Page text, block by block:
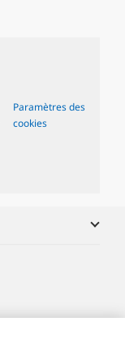
Paramètres des
cookies